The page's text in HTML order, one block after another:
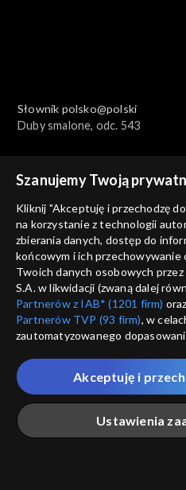
Słownik polsko@polski
Duby smalone, odc. 543
Słownik polsko@polski
Miodków dwóch, odc. 541
Słownik polsko@polski
Fanpage, odc. 539
Szanujemy Twoją
Kliknij "Akceptuję i przechodzę
na korzystanie z technologii
zbierania danych, dostęp do
końcowym i ich przechowywanie
Twoich danych osobowych
S.A. w likwidacji (zwaną dalej
Partnerów z IAB* (1201 firm)
Partnerów TVP (93 firm), w
zautomatyzowanego
które wskazujemy poniżej, a
przez nas identyfikatora PPID do
Twoje dane osobowe zbierane
Ciebie naszych
poszczególnych
„Portalem”, w tym informacje
Ustawienia
Akceptuję i